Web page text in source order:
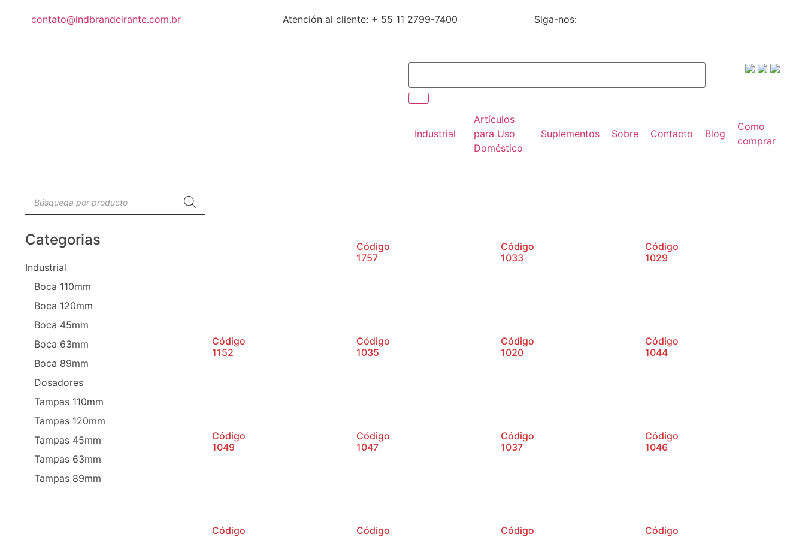
contato@indbrandeirante.com.br Atención al cliente: + 55 11 2799-7400 Siga-nos:
Industrial
Artículos
para Uso
Doméstico
Suplementos Sobre Contacto Blog
Como
comprar
Categorias
Industrial
Boca 110mm
Boca 120mm
Boca 45mm
Boca 63mm
Boca 89mm
Dosadores
Tampas 110mm
Tampas 120mm
Tampas 45mm
Tampas 63mm
Tampas 89mm
Código
1757
Código
1033
Código
1029
Código
1152
Código
1035
Código
1020
Código
1044
Código
1049
Código
1047
Código
1037
Código
1046
Código
Código
Código
Código